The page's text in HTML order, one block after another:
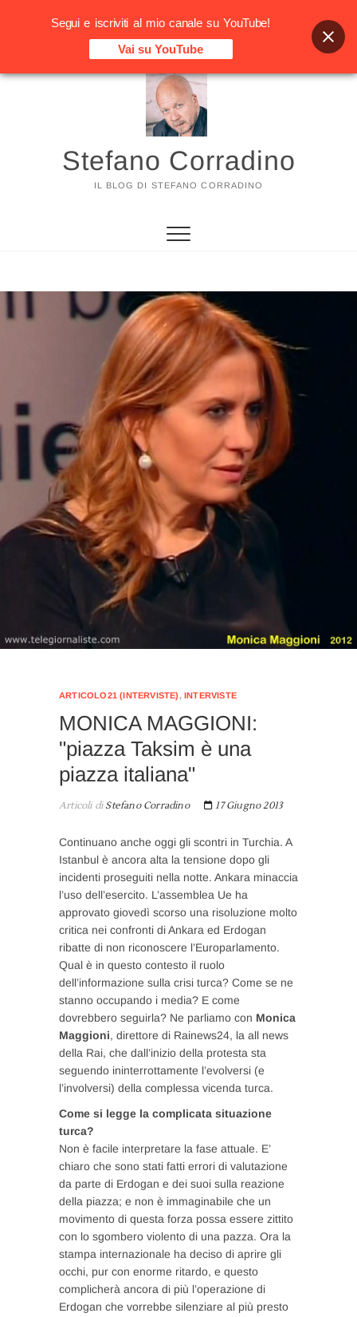
Vai
Stefano Corradino
IL BLOG DI STEFANO CORRADINO
ARTICOLO21 (INTERVISTE) ,INTERVISTE
MONICA MAGGIONI:
"piazza Taksim è una
piazza italiana"
Articoli diStefano Corradino 17 Giugno 2013
Continuano anche oggi gli scontri in Turchia. A
Istanbul è ancora alta la tensione dopo gli
incidenti proseguiti nella notte. Ankara minaccia
l’uso dell’esercito. L’assemblea Ue ha
approvato giovedì scorso una risoluzione molto
critica nei confronti di Ankara ed Erdogan
ribatte di non riconoscere l’Europarlamento.
Qual è in questo contesto il ruolo
dell’informazione sulla crisi turca? Come se ne
stanno occupando i media? E come
dovrebbero seguirla? Ne parliamo con Monica
Maggioni, direttore di Rainews24, la all news
della Rai, che dall’inizio della protesta sta
seguendo ininterrottamente l’evolversi (e
l’involversi) della complessa vicenda turca.
Come si legge la complicata situazione
turca?
Non è facile interpretare la fase attuale. E’
chiaro che sono stati fatti errori di valutazione
da parte di Erdogan e dei suoi sulla reazione
della piazza; e non è immaginabile che un
movimento di questa forza possa essere zittito
con lo sgombero violento di una pazza. Ora la
stampa internazionale ha deciso di aprire gli
occhi, pur con enorme ritardo, e questo
complicherà ancora di più l’operazione di
Erdogan che vorrebbe silenziare al più presto
Segui e iscriviti al mio canale su YouTube!
Vai su YouTube